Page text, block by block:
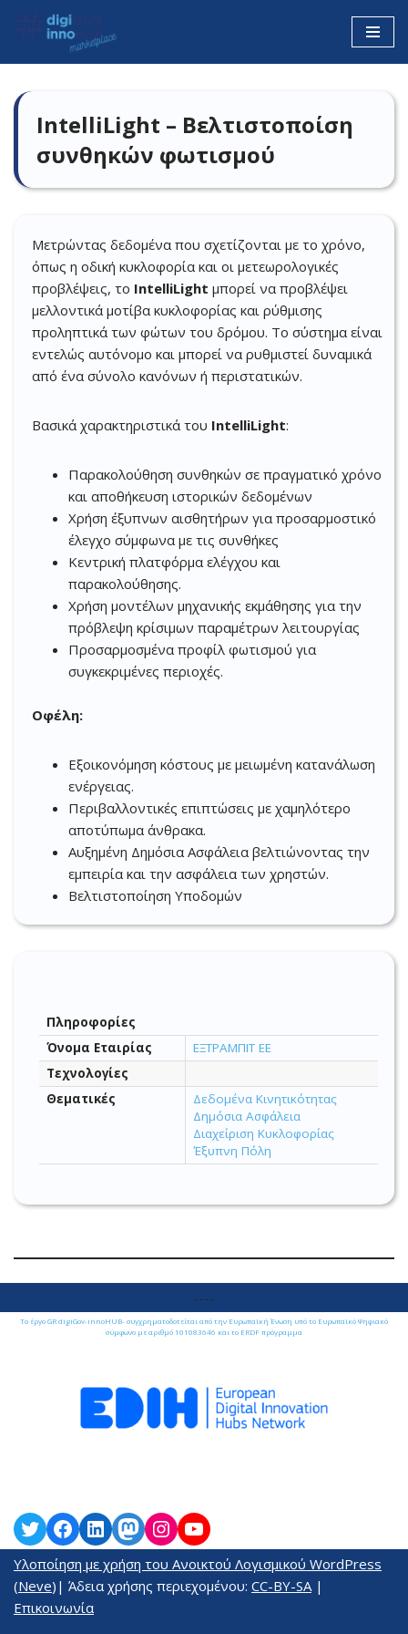
Μεταπηδήστε
περιεχόμενο
IntelliLight – Βελτιστοποίση
συνθηκών φωτισμού
Μετρώντας δεδομένα που σχετίζονται με το χρόνο,
όπως η οδική κυκλοφορία και οι μετεωρολογικές
προβλέψεις, το IntelliLight μπορεί να προβλέψει
μελλοντικά μοτίβα κυκλοφορίας και ρύθμισης
προληπτικά των φώτων του δρόμου. Το σύστημα είναι
εντελώς αυτόνομο και μπορεί να ρυθμιστεί δυναμικά
από ένα σύνολο κανόνων ή περιστατικών.
Βασικά χαρακτηριστικά του IntelliLight:
Παρακολούθηση συνθηκών σε πραγματικό χρόνο
και αποθήκευση ιστορικών δεδομένων
Χρήση έξυπνων αισθητήρων για προσαρμοστικό
έλεγχο σύμφωνα με τις συνθήκες
Κεντρική πλατφόρμα ελέγχου και
παρακολούθησης.
Χρήση μοντέλων μηχανικής εκμάθησης για την
πρόβλεψη κρίσιμων παραμέτρων λειτουργίας
Προσαρμοσμένα προφίλ φωτισμού για
συγκεκριμένες περιοχές.
Οφέλη:
Εξοικονόμηση κόστους με μειωμένη κατανάλωση
ενέργειας.
Περιβαλλοντικές επιπτώσεις με χαμηλότερο
αποτύπωμα άνθρακα.
Αυξημένη Δημόσια Ασφάλεια βελτιώνοντας την
εμπειρία και την ασφάλεια των χρηστών.
Βελτιστοποίηση Υποδομών
Πληροφορίες
Όνομα Εταιρίας
ΕΞΤΡΑΜΠΙΤ ΕΕ
Τεχνολογίες
Θεματικές
Δεδομένα Κινητικότητας
Δημόσια Ασφάλεια
Διαχείριση Κυκλοφορίας
Έξυπνη Πόλη
----
Το έργο GR digiGov-innoHUB- συγχρηματοδοτείται από την Ευρωπαϊκή Ένωση υπό το Ευρωπαϊκό Ψηφιακό
σύμφωνο με αριθμό 101083646 και το ERDF πρόγραμμα
Υλοποίηση με χρήση του Ανοικτού Λογισμικού WordPress
(Neve)| Άδεια χρήσης περιεχομένου: CC-BY-SA|
Επικοινωνία